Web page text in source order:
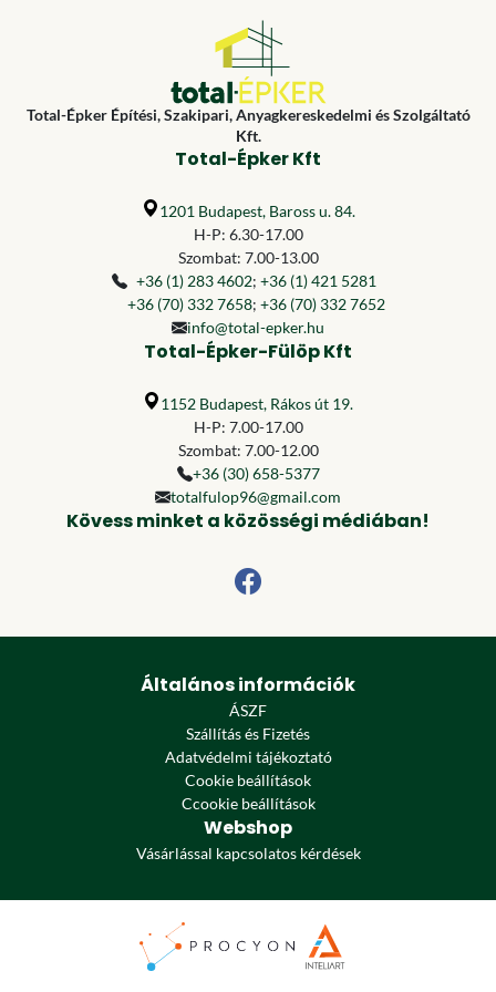
Total-Épker Építési, Szakipari, Anyagkereskedelmi és Szolgáltató
Kft.
Total-Épker Kft
1201 Budapest, Baross u. 84.
H-P: 6.30-17.00
Szombat: 7.00-13.00
+36 (1) 283 4602; +36 (1) 421 5281
+36 (70) 332 7658; +36 (70) 332 7652
info@total-epker.hu
Total-Épker-Fülöp Kft
1152 Budapest, Rákos út 19.
H-P: 7.00-17.00
Szombat: 7.00-12.00
+36 (30) 658-5377
totalfulop96@gmail.com
Kövess minket a közösségi médiában!
Általános információk
ÁSZF
Szállítás és Fizetés
Adatvédelmi tájékoztató
Cookie beállítások
Ccookie beállítások
Webshop
Vásárlással kapcsolatos kérdések